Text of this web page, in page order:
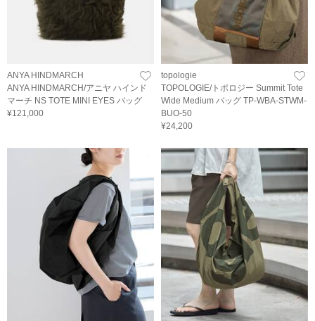
ANYA HINDMARCH
ANYA HINDMARCH/アニヤ ハインド
マーチ NS TOTE MINI EYES バッグ
¥121,000
topologie
TOPOLOGIE/トポロジー Summit Tote
Wide Medium バッグ TP-WBA-STWM-
BUO-50
¥24,200